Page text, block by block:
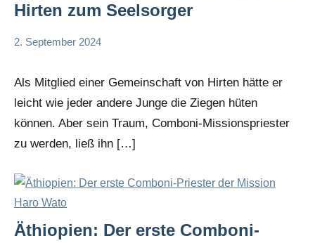
Hirten zum Seelsorger
2. September 2024
Andrea
Als Mitglied einer Gemeinschaft von Hirten hätte er
leicht wie jeder andere Junge die Ziegen hüten
können. Aber sein Traum, Comboni-Missionspriester
zu werden, ließ ihn […]
Äthiopien: Der erste Comboni-